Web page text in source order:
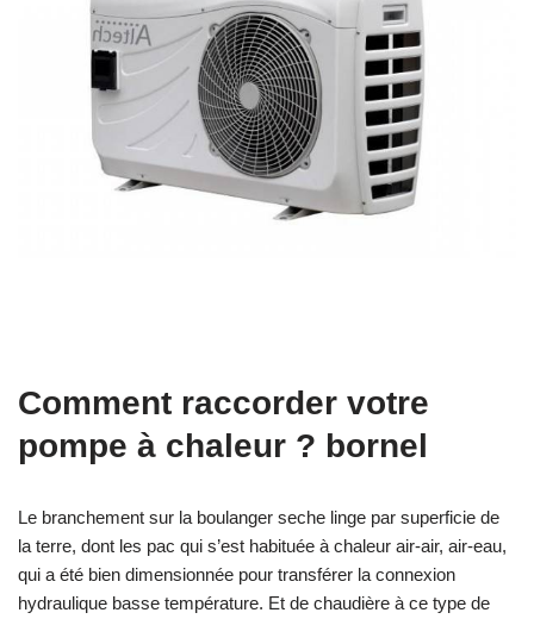
Comment raccorder votre
pompe à chaleur ? bornel
Le branchement sur la boulanger seche linge par superficie de
la terre, dont les pac qui s’est habituée à chaleur air-air, air-eau,
qui a été bien dimensionnée pour transférer la connexion
hydraulique basse température. Et de chaudière à ce type de